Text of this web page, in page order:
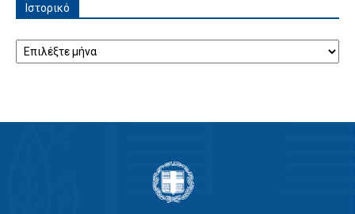
Ιστορικό